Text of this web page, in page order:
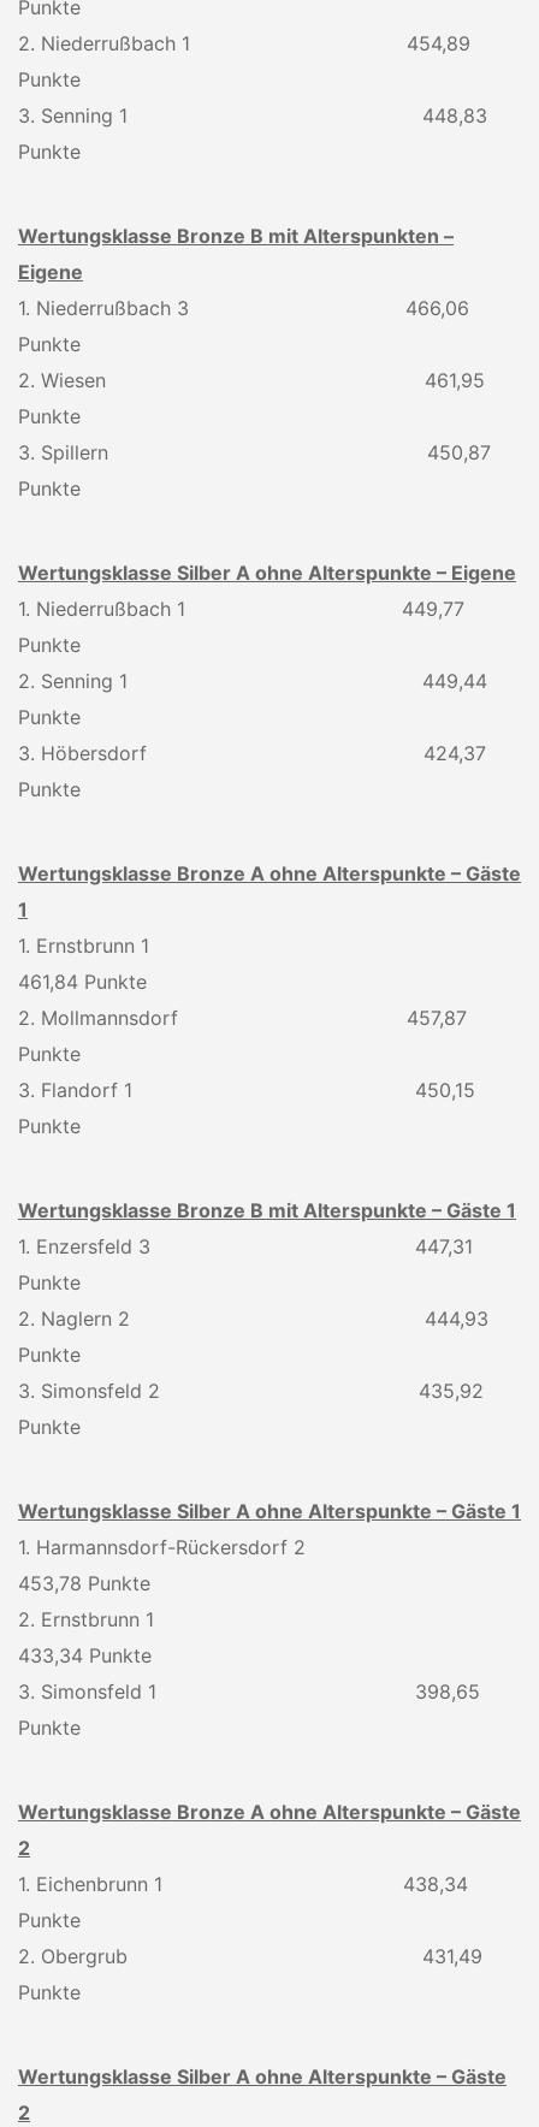
Punkte
2. Niederrußbach 1 454,89
Punkte
3. Senning 1 448,83
Punkte
Wertungsklasse Bronze B mit Alterspunkten –
Eigene
1. Niederrußbach 3 466,06
Punkte
2. Wiesen 461,95
Punkte
3. Spillern 450,87
Punkte
Wertungsklasse Silber A ohne Alterspunkte – Eigene
1. Niederrußbach 1 449,77
Punkte
2. Senning 1 449,44
Punkte
3. Höbersdorf 424,37
Punkte
Wertungsklasse Bronze A ohne Alterspunkte – Gäste
1
1. Ernstbrunn 1
461,84 Punkte
2. Mollmannsdorf 457,87
Punkte
3. Flandorf 1 450,15
Punkte
Wertungsklasse Bronze B mit Alterspunkte – Gäste 1
1. Enzersfeld 3 447,31
Punkte
2. Naglern 2 444,93
Punkte
3. Simonsfeld 2 435,92
Punkte
Wertungsklasse Silber A ohne Alterspunkte – Gäste 1
1. Harmannsdorf-Rückersdorf 2
453,78 Punkte
2. Ernstbrunn 1
433,34 Punkte
3. Simonsfeld 1 398,65
Punkte
Wertungsklasse Bronze A ohne Alterspunkte – Gäste
2
1. Eichenbrunn 1 438,34
Punkte
2. Obergrub 431,49
Punkte
Wertungsklasse Silber A ohne Alterspunkte – Gäste
2